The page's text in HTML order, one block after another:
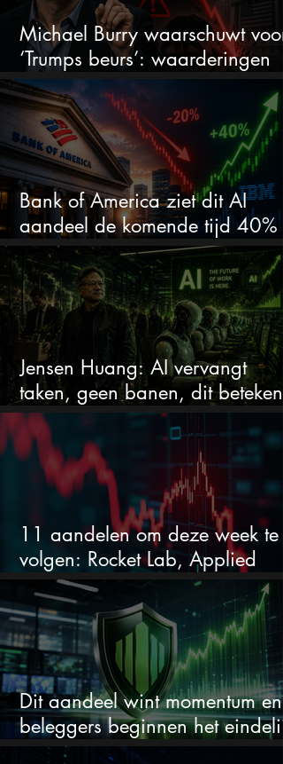
Michael Burry waarschuwt voor
‘Trumps beurs’: waarderingen
doen er niet meer toe
Bank of America ziet dit AI
aandeel de komende tijd 40%
stijgen na 20% daling
Jensen Huang: AI vervangt
taken, geen banen, dit betekent
het voor AI-aandelen
11 aandelen om deze week te
volgen: Rocket Lab, Applied
Materials en de zwaarste AI-test
Dit aandeel wint momentum en
beleggers beginnen het eindelijk
te zien